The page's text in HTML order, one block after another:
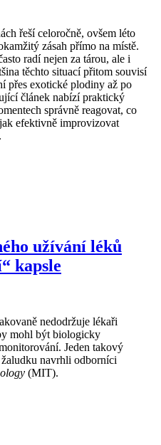
řeší celoročně, ovšem léto
zásah přímo na místě.
radí nejen za tárou, ale i
těchto situací přitom souvisí
přes exotické plodiny až po
článek nabízí praktický
správně reagovat, co
efektivně improvizovat
užívání léků
kapsle
nedodržuje lékaři
mohl být biologicky
Jeden takový
navrhli odborníci
(MIT).